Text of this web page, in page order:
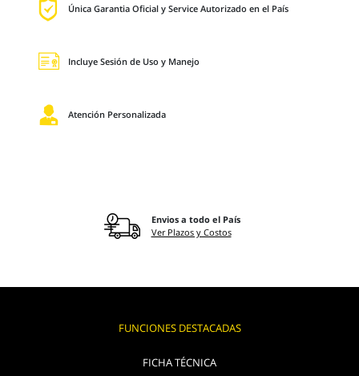
Única Garantia Oficial y Service Autorizado en el País
Incluye Sesión de Uso y Manejo
Atención Personalizada
Envios a todo el País
Ver Plazos y Costos
FUNCIONES DESTACADAS
FICHA TÉCNICA